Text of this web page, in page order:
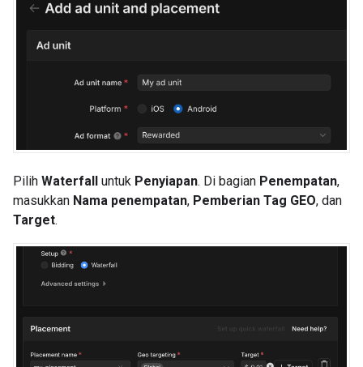
Pilih Waterfall untuk Penyiapan. Di bagian Penempatan,
masukkan Nama penempatan, Pemberian Tag GEO, dan
Target.